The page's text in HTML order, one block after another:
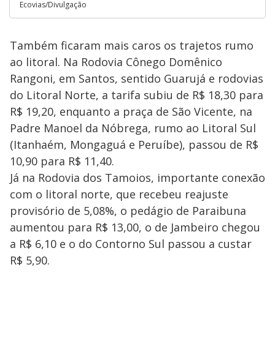
Ecovias/Divulgação
Também ficaram mais caros os trajetos rumo
ao litoral. Na Rodovia Cônego Domênico
Rangoni, em Santos, sentido Guarujá e rodovias
do Litoral Norte, a tarifa subiu de R$ 18,30 para
R$ 19,20, enquanto a praça de São Vicente, na
Padre Manoel da Nóbrega, rumo ao Litoral Sul
(Itanhaém, Mongaguá e Peruíbe), passou de R$
10,90 para R$ 11,40.
Já na Rodovia dos Tamoios, importante conexão
com o litoral norte, que recebeu reajuste
provisório de 5,08%, o pedágio de Paraibuna
aumentou para R$ 13,00, o de Jambeiro chegou
a R$ 6,10 e o do Contorno Sul passou a custar
R$ 5,90.